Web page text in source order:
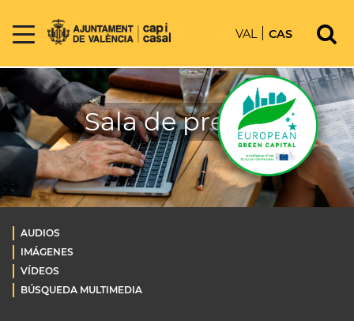
VAL CAS
Sala de prensa
AUDIOS
IMÁGENES
VÍDEOS
BÚSQUEDA MULTIMEDIA